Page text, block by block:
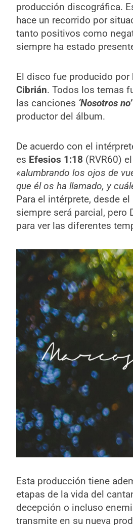
producción discográfica.
hace un recorrido por
tanto positivos como
siempre ha estado
El disco fue producido por
Cibrián. Todos los temas
las canciones ‘Nosotros no’
productor del álbum.
De acuerdo con el
es Efesios 1:18 (RVR60)
«alumbrando los ojos de
que él os ha llamado, y
Para el intérprete, desde
siempre será parcial, pero
para ver las diferentes
Esta producción tiene
etapas de la vida del
decepción o incluso
transmite en su nueva